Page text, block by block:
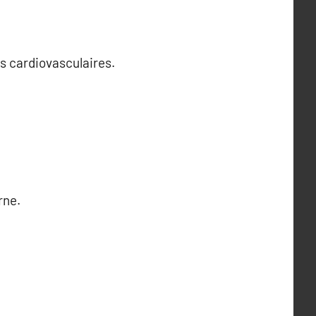
cardiovasculaires.